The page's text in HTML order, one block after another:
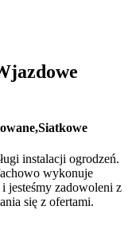
instalacji ogrodzeń.
wykonuje
jesteśmy zadowoleni z
się z ofertami.